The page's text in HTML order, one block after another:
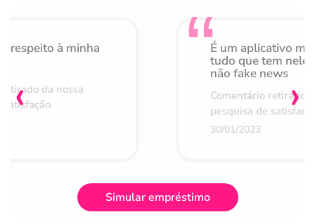
respeito à minha
da nossa
É um aplicativo
tudo que tem nele
não fake news
Comentário retirado
pesquisa de
30/01/2023
‹ ›
Simular empréstimo